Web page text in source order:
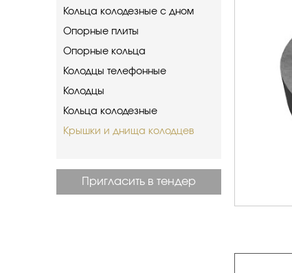
Кольца колодезные с дном
Опорные плиты
Опорные кольца
Колодцы телефонные
Колодцы
Кольца колодезные
Крышки и днища колодцев
Пригласить в тендер